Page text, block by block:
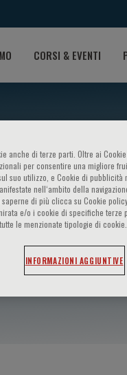
CORSI & EVENTI
anche di terze parti. Oltre ai
per consentire una migliore
suo utilizzo, e Cookie di
nell‘ambito della
di più clicca su Cookie
e/o i cookie di specifiche terze
le menzionate tipologie di cookie.
INFORMAZIONI AGGIUNTIVE